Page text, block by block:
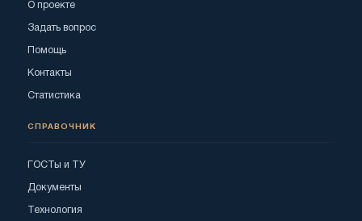
О проекте
Задать вопрос
Помощь
Контакты
Статистика
СПРАВОЧНИК
ГОСТы и ТУ
Документы
Технология